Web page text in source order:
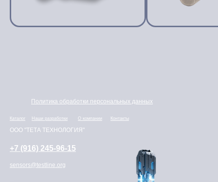
+7 (916) 245-96-15
sensors@testline.org
Каталог О компании Контакты
Наши разработки
ООО "ТЕТА ТЕХНОЛОГИЯ"
Политика обработки персональных данных